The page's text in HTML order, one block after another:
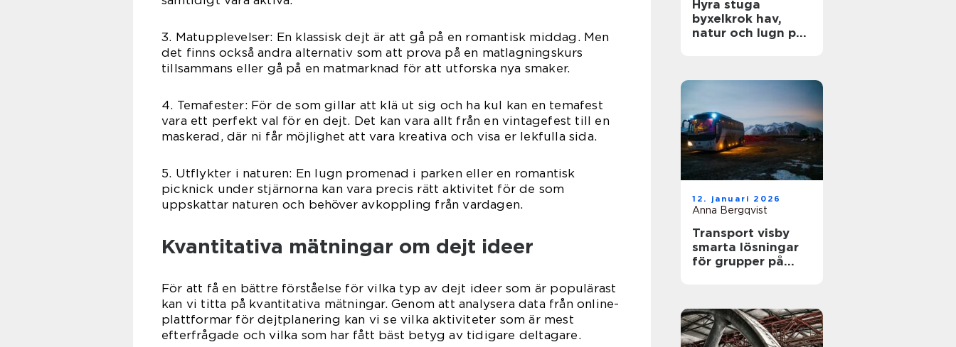
3. Matupplevelser: En klassisk dejt är att gå på en romantisk middag. Men
det finns också andra alternativ som att prova på en matlagningskurs
tillsammans eller gå på en matmarknad för att utforska nya smaker.
4. Temafester: För de som gillar att klä ut sig och ha kul kan en temafest
vara ett perfekt val för en dejt. Det kan vara allt från en vintagefest till en
maskerad, där ni får möjlighet att vara kreativa och visa er lekfulla sida.
5. Utflykter i naturen: En lugn promenad i parken eller en romantisk
picknick under stjärnorna kan vara precis rätt aktivitet för de som
uppskattar naturen och behöver avkoppling från vardagen.
Kvantitativa mätningar om dejt ideer
För att få en bättre förståelse för vilka typ av dejt ideer som är populärast
kan vi titta på kvantitativa mätningar. Genom att analysera data från online-
plattformar för dejtplanering kan vi se vilka aktiviteter som är mest
efterfrågade och vilka som har fått bäst betyg av tidigare deltagare.
Hyra stuga
byxelkrok hav,
natur och lugn på
12. januari 2026
Anna Bergqvist
Transport visby
smarta lösningar
för grupper på